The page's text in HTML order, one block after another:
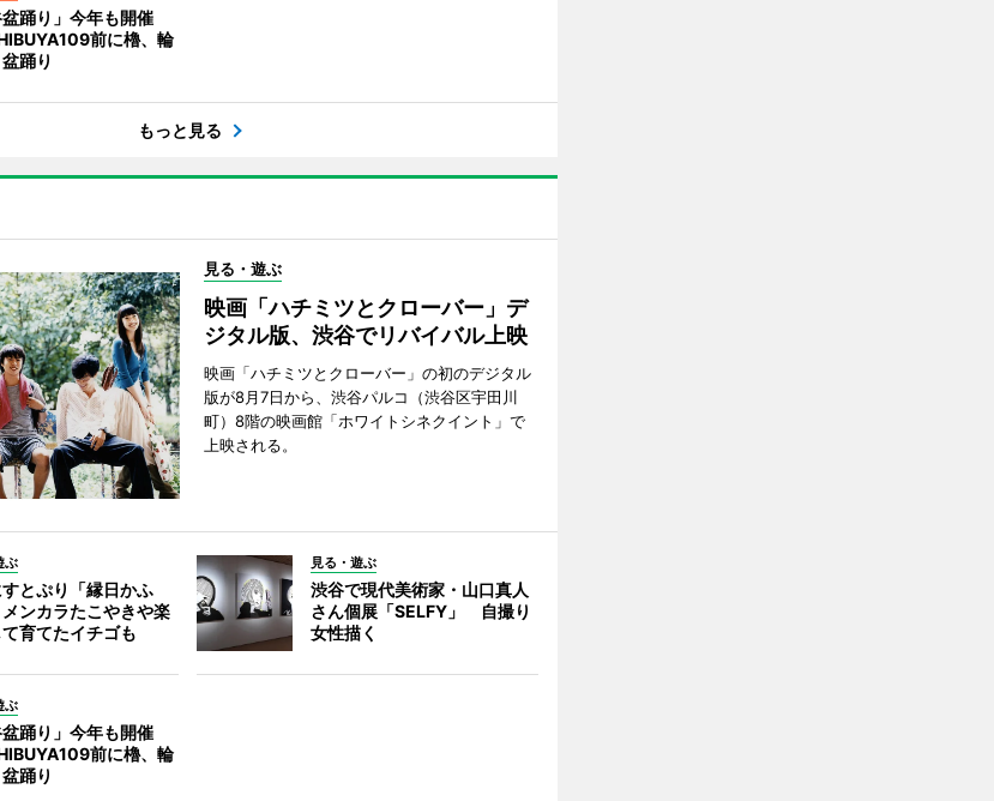
盆踊り」今年も開催
前に櫓、輪
踊り
もっと見る
見る・遊ぶ
映画「ハチミツとクローバー」デ
ジタル版、渋谷でリバイバル上映
映画「ハチミツとクローバー」の初のデジタル
版が8月7日から、渋谷パルコ（渋谷区宇田川
町）8階の映画館「ホワイトシネクイント」で
上映される。
ぶ
とぷり「縁日かふ
ンカラたこやきや楽
育てたイチゴも
見る・遊ぶ
渋谷で現代美術家・山口真人
さん個展「SELFY」 自撮り
女性描く
ぶ
盆踊り」今年も開催
前に櫓、輪
踊り